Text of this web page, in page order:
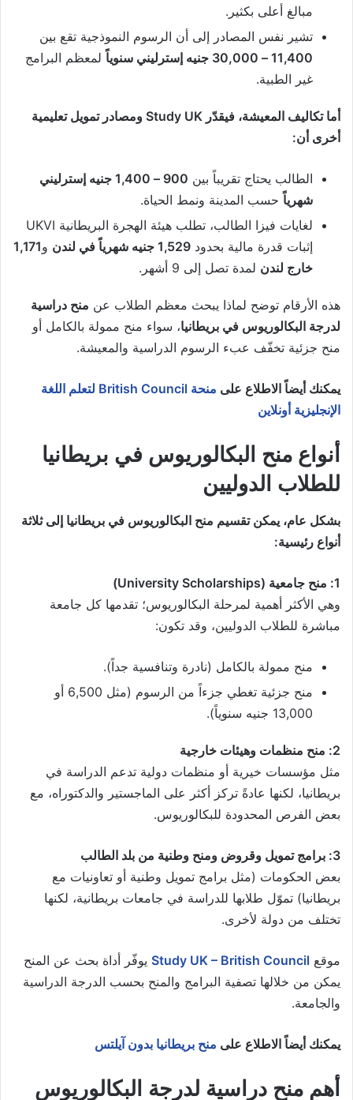
مبالغ أعلى بكثير.
تشير نفس المصادر إلى أن الرسوم النموذجية تقع بين
11,400 – 30,000 جنيه إسترليني سنوياً
لمعظم البرامج
غير الطبية.
أما تكاليف المعيشة، فيقدّر Study UK ومصادر تمويل تعليمية
أخرى أن:
الطالب يحتاج تقريباً بين
900 – 1,400 جنيه إسترليني
شهرياً حسب المدينة ونمط الحياة.
لغايات فيزا الطالب، تطلب هيئة الهجرة البريطانية UKVI
إثبات قدرة مالية بحدود 1,529 جنيه شهرياً في لندن و1,171
خارج لندن لمدة تصل إلى 9 أشهر.
هذه الأرقام توضح لماذا يبحث معظم الطلاب عن منح دراسية
لدرجة البكالوريوس في بريطانيا، سواء منح ممولة بالكامل أو
منح جزئية تخفّف عبء الرسوم الدراسية والمعيشة.
يمكنك أيضاً الاطلاع على
منحة British Council لتعلم اللغة
الإنجليزية أونلاين
أنواع منح البكالوريوس في بريطانيا
للطلاب الدوليين
بشكل عام، يمكن تقسيم منح البكالوريوس في بريطانيا إلى ثلاثة
أنواع رئيسية:
1: منح جامعية (University Scholarships)
وهي الأكثر أهمية لمرحلة البكالوريوس؛ تقدمها كل جامعة
مباشرة للطلاب الدوليين، وقد تكون:
منح ممولة بالكامل (نادرة وتنافسية جداً).
منح جزئية تغطي جزءاً من الرسوم (مثل 6,500 أو
13,000 جنيه سنوياً).
2: منح منظمات وهيئات خارجية
مثل مؤسسات خيرية أو منظمات دولية تدعم الدراسة في
بريطانيا، لكنها عادةً تركز أكثر على الماجستير والدكتوراه، مع
بعض الفرص المحدودة للبكالوريوس.
3: برامج تمويل وقروض ومنح وطنية من بلد الطالب
بعض الحكومات (مثل برامج تمويل وطنية أو تعاونيات مع
بريطانيا) تموّل طلابها للدراسة في جامعات بريطانية، لكنها
تختلف من دولة لأخرى.
موقع Study UK – British Council يوفّر أداة بحث عن المنح
يمكن من خلالها تصفية البرامج والمنح بحسب الدرجة الدراسية
والجامعة.
يمكنك أيضاً الاطلاع على منح بريطانيا بدون آيلتس
أهم منح دراسية لدرجة البكالوريوس